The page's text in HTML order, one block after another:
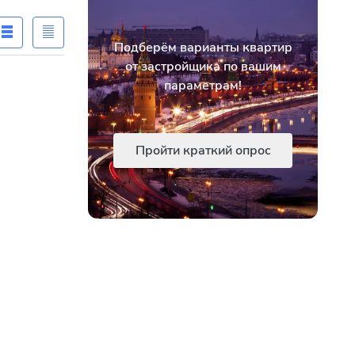
Подберём варианты квартир
от застройщика по вашим
параметрам!
Пройти краткий опрос